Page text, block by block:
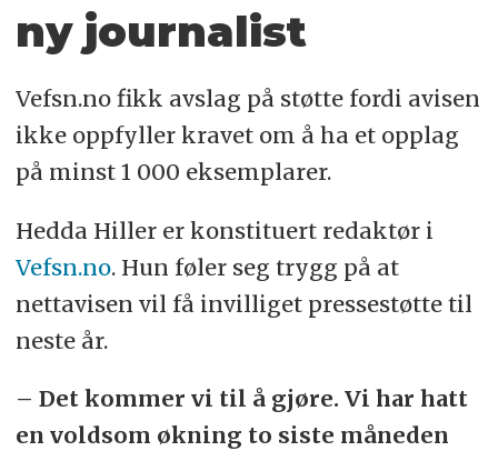
ny journalist
Vefsn.no fikk avslag på støtte fordi avisen
ikke oppfyller kravet om å ha et opplag
på minst 1 000 eksemplarer.
Hedda Hiller er konstituert redaktør i
Vefsn.no. Hun føler seg trygg på at
nettavisen vil få invilliget pressestøtte til
neste år.
– Det kommer vi til å gjøre. Vi har hatt
en voldsom økning to siste måneden